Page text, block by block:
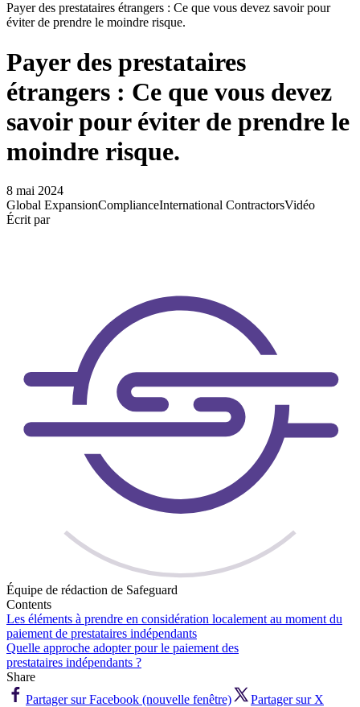
Payer des prestataires étrangers : Ce que vous devez savoir pour
éviter de prendre le moindre risque.
Payer des prestataires
étrangers : Ce que vous devez
savoir pour éviter de prendre le
moindre risque.
8 mai 2024
Global ExpansionComplianceInternational ContractorsVidéo
Écrit par
Équipe de rédaction de Safeguard
Contents
Les éléments à prendre en considération localement au moment du
paiement de prestataires indépendants
Quelle approche adopter pour le paiement des
prestataires indépendants ?
Share
Partager sur Facebook (nouvelle fenêtre)
Partager sur X